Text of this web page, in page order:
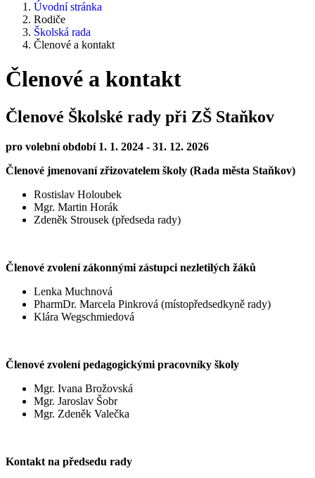
Úvodní stránka
Rodiče
Školská rada
Členové a kontakt
Členové a kontakt
Členové Školské rady při ZŠ Staňkov
pro volební období 1. 1. 2024 - 31. 12. 2026
Členové jmenovaní zřizovatelem školy (Rada města Staňkov)
Rostislav Holoubek
Mgr. Martin Horák
Zdeněk Strousek (předseda rady)
Členové zvolení zákonnými zástupci nezletilých žáků
Lenka Muchnová
PharmDr. Marcela Pinkrová (místopředsedkyně rady)
Klára Wegschmiedová
Členové zvolení pedagogickými pracovníky školy
Mgr. Ivana Brožovská
Mgr. Jaroslav Šobr
Mgr. Zdeněk Valečka
Kontakt na předsedu rady